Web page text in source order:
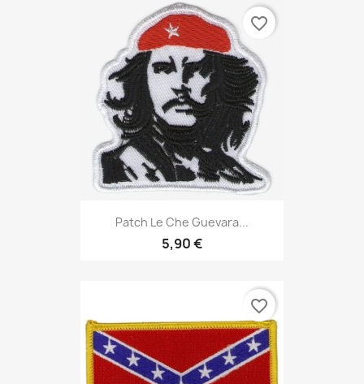
Patch Le Che Guevara...
5,90 €
favorite_border
favorite_border